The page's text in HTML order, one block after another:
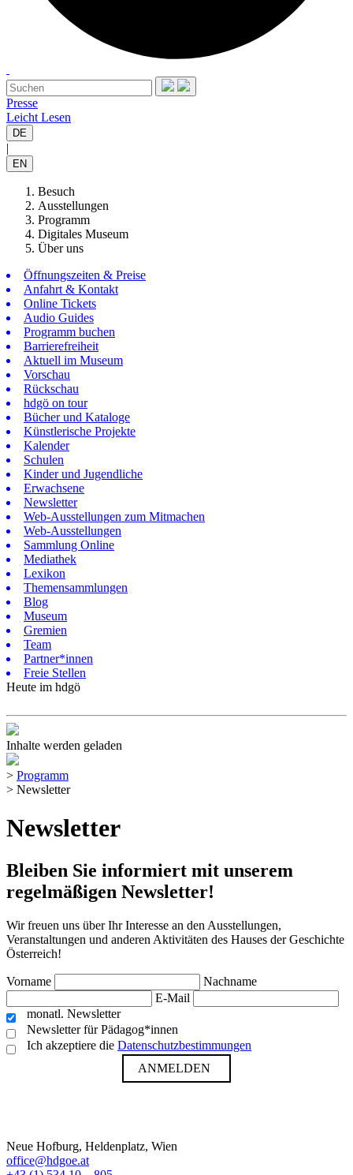
Presse
Leicht Lesen
DE
|
EN
Besuch
Ausstellungen
Programm
Digitales Museum
Über uns
Öffnungszeiten & Preise
Anfahrt & Kontakt
Online Tickets
Audio Guides
Programm buchen
Barrierefreiheit
Aktuell im Museum
Vorschau
Rückschau
hdgö on tour
Bücher und Kataloge
Künstlerische Projekte
Kalender
Schulen
Kinder und Jugendliche
Erwachsene
Newsletter
Web-Ausstellungen zum Mitmachen
Web-Ausstellungen
Sammlung Online
Mediathek
Lexikon
Themensammlungen
Blog
Museum
Gremien
Team
Partner*innen
Freie Stellen
Heute im hdgö
Inhalte werden geladen
> Programm
> Newsletter
Newsletter
Bleiben Sie informiert mit unserem
regelmäßigen Newsletter!
Wir freuen uns über Ihr Interesse an den Ausstellungen,
Veranstaltungen und anderen Aktivitäten des Hauses der Geschichte
Österreich!
Vorname
Nachname
E-Mail
monatl. Newsletter
Newsletter für Pädagog*innen
Ich akzeptiere die Datenschutzbestimmungen
ANMELDEN
Neue Hofburg, Heldenplatz, Wien
office@hdgoe.at